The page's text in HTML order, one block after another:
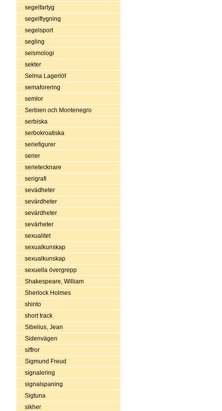
segelfartyg
segelflygning
segelsport
segling
seismologi
sekter
Selma Lagerlöf
semaforering
semlor
Serbien och Montenegro
serbiska
serbokroatiska
seriefigurer
serier
serietecknare
serigrafi
sevädheter
sevärdheter
sevärdheter
sevärheter
sexualitet
sexualkunskap
sexualkunskap
sexuella övergrepp
Shakespeare, William
Sherlock Holmes
shinto
short track
Sibelius, Jean
Sidenvägen
siffror
Sigmund Freud
signalering
signalspaning
Sigtuna
sikher